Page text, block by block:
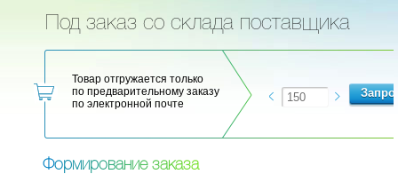
Под заказ со склада поставщика
Товар отгружается только
по предварительному заказу
по электронной почте
Формирование заказа